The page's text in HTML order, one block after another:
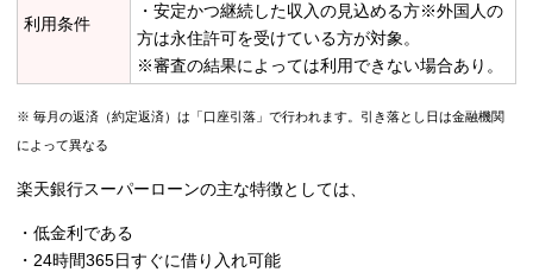
利用条件
・安定かつ継続した収入の見込める方※外国人の
方は永住許可を受けている方が対象。
※審査の結果によっては利用できない場合あり。
※ 毎月の返済（約定返済）は「口座引落」で行われます。引き落とし日は金融機関
によって異なる
楽天銀行スーパーローンの主な特徴としては、
・低金利である
・24時間365日すぐに借り入れ可能